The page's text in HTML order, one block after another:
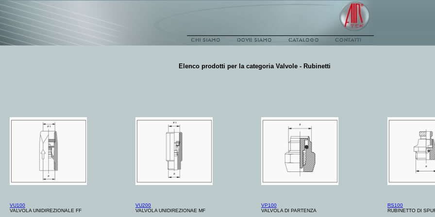
Elenco prodotti per la categoria Valvole - Rubinetti
VU100
VALVOLA UNIDIREZIONALE FF
VU200
VALVOLA UNIDIREZIONAE MF
VP100
VALVOLA DI PARTENZA
RS100
RUBINETTO DI